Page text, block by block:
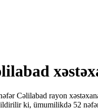
Cəlilabad rayon
ki, ümumilikdə 52